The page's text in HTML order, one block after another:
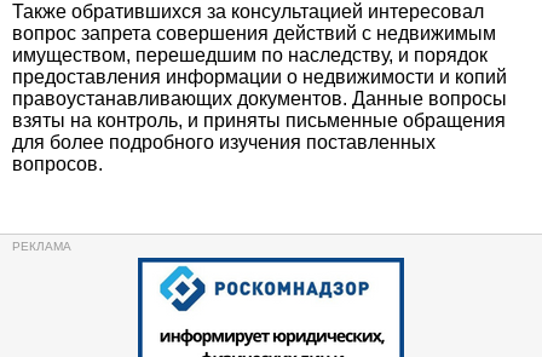
Также обратившихся за консультацией интересовал
вопрос запрета совершения действий с недвижимым
имуществом, перешедшим по наследству, и порядок
предоставления информации о недвижимости и копий
правоустанавливающих документов. Данные вопросы
взяты на контроль, и приняты письменные обращения
для более подробного изучения поставленных
вопросов.